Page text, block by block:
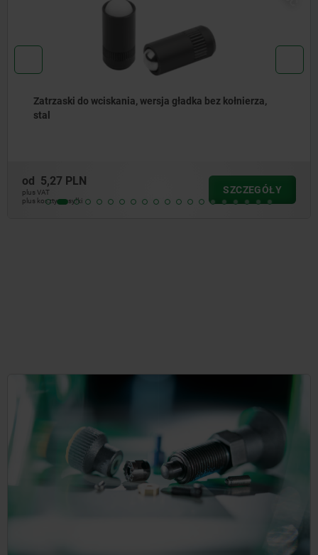
Zatrzaski do wciskania, bez kołnierza, stal nierdzewna
od6,58 PLN
plus koszty wysyłki